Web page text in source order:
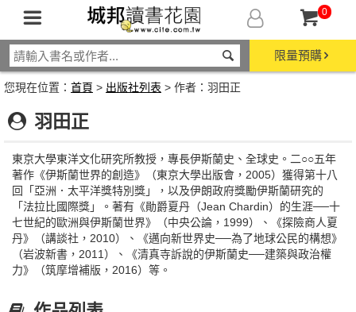
0
限量預購
您現在位置： 首頁 > 出版社列表 > 作者：羽田正
羽田正
東京大學東洋文化研究所教授，專長伊斯蘭史、全球史。二○○五年
著作《伊斯蘭世界的創造》（東京大學出版會，2005）獲得第十八
回「亞洲．太平洋獎特別獎」，以及伊朗政府獎勵伊斯蘭研究的
「法拉比國際獎」。著有《勛爵夏丹（Jean Chardin）的生涯──十
七世紀的歐洲與伊斯蘭世界》（中央公論，1999）、《探險商人夏
丹》（講談社，2010）、《邁向新世界史──為了地球公民的構想》
（岩波新書，2011）、《清真寺訴說的伊斯蘭史──建築與政治權
力》（筑摩增補版，2016）等。